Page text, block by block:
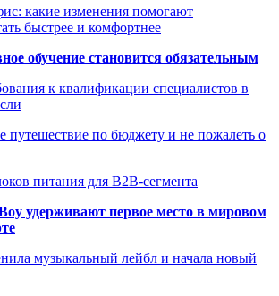
какие изменения помогают
быстрее и комфортнее
обучение становится обязательным
к квалификации специалистов в
путешествие по бюджету и не пожалеть о
питания для B2B-сегмента
удерживают первое место в мировом
музыкальный лейбл и начала новый